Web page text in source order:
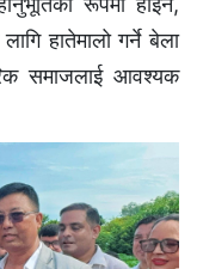
हातेमालो गर्ने बेला
समाजलाई आवश्यक